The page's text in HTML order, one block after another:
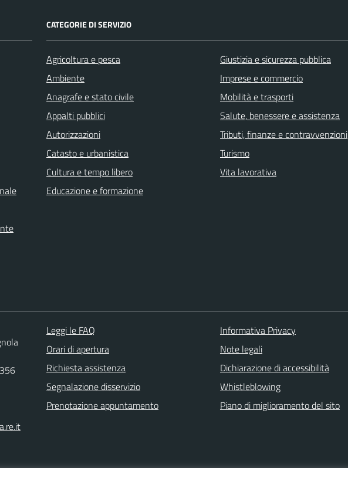
CATEGORIE DI SERVIZIO
Agricoltura e pesca
Ambiente
Anagrafe e stato civile
Appalti pubblici
Autorizzazioni
Catasto e urbanistica
Cultura e tempo libero
Educazione e formazione
Giustizia e sicurezza pubblica
Imprese e commercio
Mobilità e trasporti
Salute, benessere e assistenza
Tributi, finanze e contravvenzioni
Turismo
Vita lavorativa
Leggi le FAQ
Orari di apertura
Richiesta assistenza
Segnalazione disservizio
Prenotazione appuntamento
Informativa Privacy
Note legali
Dichiarazione di accessibilità
Whistleblowing
Piano di miglioramento del sito